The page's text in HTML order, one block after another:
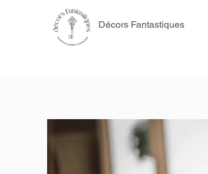
Décors Fantastiques